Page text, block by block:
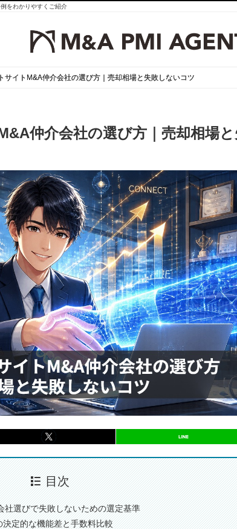
サイトM&A仲介会社の選び方｜売却相場と失敗しないコツ
仲介会社の選び方｜売却相場
をわかりやすくご紹介
entry1014シェア entry1014シェア
目次
社選びで失敗しないための選定基準
定的な機能差と手数料比較
サイトM&A仲介会社の選び方｜売却相場と失敗しないコツ